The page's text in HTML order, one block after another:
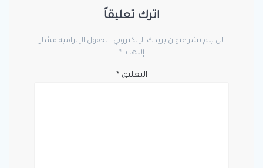
اترك تعليقاً
لن يتم نشر عنوان بريدك الإلكتروني. الحقول الإلزامية مشار
إليها بـ *
التعليق*